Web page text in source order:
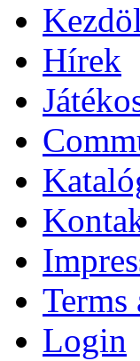
Hírek
Terms
Login